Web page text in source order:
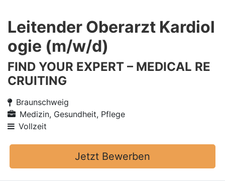
Leitender Oberarzt Kardiol
ogie (m/w/d)
FIND YOUR EXPERT – MEDICAL RE
CRUITING
Braunschweig
Medizin, Gesundheit, Pflege
Vollzeit
Jetzt Bewerben